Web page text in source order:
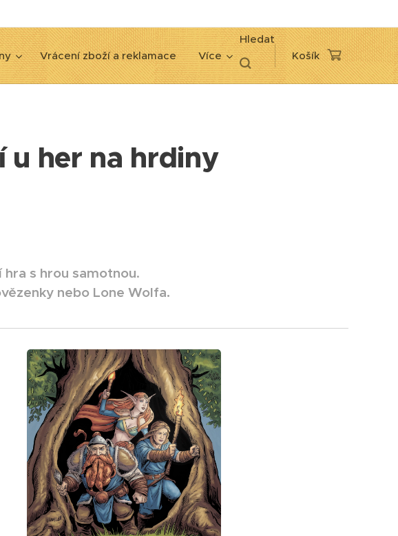
Vrácení zboží a reklamace Více
Hledat
Košík
u her na hrdiny
s hrou samotnou.
nebo Lone Wolfa.